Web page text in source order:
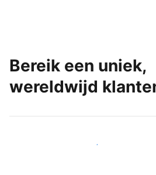
Bereik een uniek,
wereldwijd
Bereik vandaag nog nieuwe